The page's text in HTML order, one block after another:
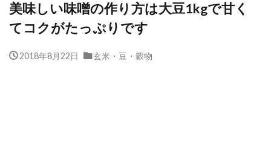
美味しい味噌の作り方は大豆1kgで甘く
てコクがたっぷりです
2018年8月22日 玄米・豆・穀物